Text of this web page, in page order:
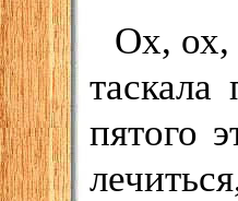
Ох, ох,
пятого